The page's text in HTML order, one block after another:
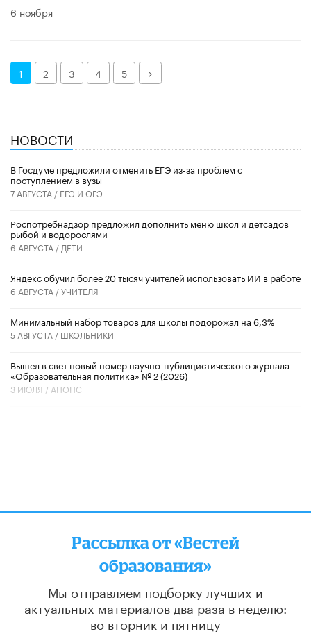
6 ноября
1 2 3 4 5 Далее
НОВОСТИ
В Госдуме предложили отменить ЕГЭ из-за проблем с
поступлением в вузы
7 АВГУСТА / ЕГЭ И ОГЭ
Роспотребнадзор предложил дополнить меню школ и детсадов
рыбой и водорослями
6 АВГУСТА / ДЕТИ
​Яндекс обучил более 20 тысяч учителей использовать ИИ в работе
6 АВГУСТА /УЧИТЕЛЯ
Минимальный набор товаров для школы подорожал на 6,3%
5 АВГУСТА / ШКОЛЬНИКИ
Вышел в свет новый номер научно-публицистического журнала
«Образовательная политика» № 2 (2026)
3 ИЮЛЯ / АНОНС
Рассылка от «Вестей
образования»
Мы отправляем подборку лучших и
актуальных материалов два раза в неделю:
во вторник и пятницу